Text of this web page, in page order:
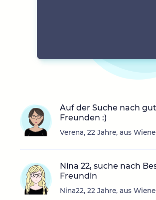
Auf der Suche nach
Freunden :)
Verena, 22 Jahre, aus
Nina 22, suche nach
Freundin
Nina22, 22 Jahre, aus